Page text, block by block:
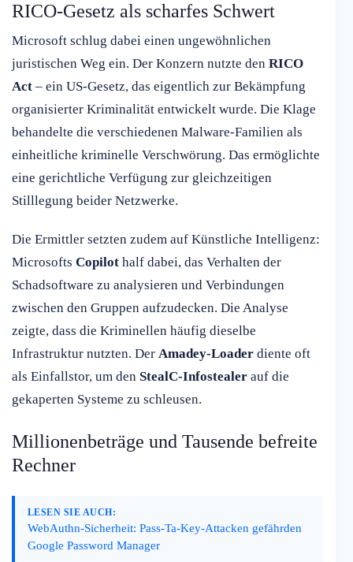
RICO-Gesetz als scharfes Schwert
Microsoft schlug dabei einen ungewöhnlichen
juristischen Weg ein. Der Konzern nutzte den RICO
Act – ein US-Gesetz, das eigentlich zur Bekämpfung
organisierter Kriminalität entwickelt wurde. Die Klage
behandelte die verschiedenen Malware-Familien als
einheitliche kriminelle Verschwörung. Das ermöglichte
eine gerichtliche Verfügung zur gleichzeitigen
Stilllegung beider Netzwerke.
Die Ermittler setzten zudem auf Künstliche Intelligenz:
Microsofts Copilot half dabei, das Verhalten der
Schadsoftware zu analysieren und Verbindungen
zwischen den Gruppen aufzudecken. Die Analyse
zeigte, dass die Kriminellen häufig dieselbe
Infrastruktur nutzten. Der Amadey-Loader diente oft
als Einfallstor, um den StealC-Infostealer auf die
gekaperten Systeme zu schleusen.
Millionenbeträge und Tausende befreite
Rechner
LESEN SIE AUCH:
WebAuthn-Sicherheit: Pass-Ta-Key-Attacken gefährden
Google Password Manager